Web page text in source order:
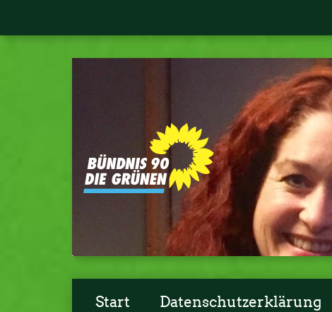
Start Datenschutzerklärung